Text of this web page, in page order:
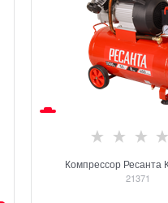
Компрессор Ресанта
21371